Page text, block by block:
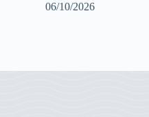
06/10/2026